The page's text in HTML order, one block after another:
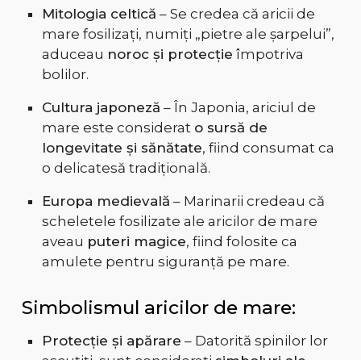
Mitologia celtică – Se credea că aricii de
mare fosilizați, numiți „pietre ale șarpelui”,
aduceau noroc și protecție împotriva
bolilor.
Cultura japoneză – În Japonia, ariciul de
mare este considerat o sursă de
longevitate și sănătate, fiind consumat ca
o delicatesă tradițională.
Europa medievală – Marinarii credeau că
scheletele fosilizate ale aricilor de mare
aveau puteri magice, fiind folosite ca
amulete pentru siguranță pe mare.
Simbolismul aricilor de mare:
Protecție și apărare – Datorită spinilor lor